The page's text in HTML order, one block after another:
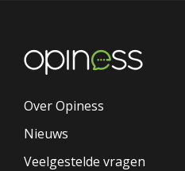
Over Opiness
Nieuws
Veelgestelde vragen